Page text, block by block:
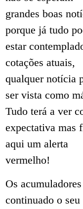
grandes boas
porque já tudo
estar
cotações atuais,
qualquer notícia
ser vista como
Tudo terá a ver
expectativa mas
aqui um alerta
vermelho!
Os
continuado o seu